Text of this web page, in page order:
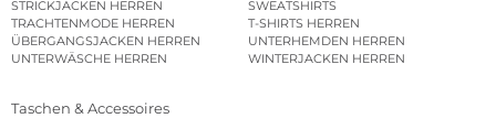
STRICKJACKEN HERREN
SWEATSHIRTS
TRACHTENMODE HERREN
T-SHIRTS HERREN
ÜBERGANGSJACKEN HERREN
UNTERHEMDEN HERREN
UNTERWÄSCHE HERREN
WINTERJACKEN HERREN
Taschen & Accessoires